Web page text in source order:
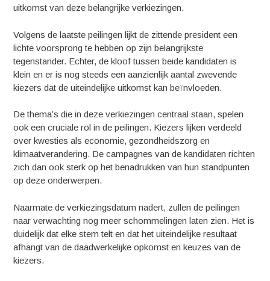
uitkomst van deze belangrijke verkiezingen.
Volgens de laatste peilingen lijkt de zittende president een
lichte voorsprong te hebben op zijn belangrijkste
tegenstander. Echter, de kloof tussen beide kandidaten is
klein en er is nog steeds een aanzienlijk aantal zwevende
kiezers dat de uiteindelijke uitkomst kan beïnvloeden.
De thema’s die in deze verkiezingen centraal staan, spelen
ook een cruciale rol in de peilingen. Kiezers lijken verdeeld
over kwesties als economie, gezondheidszorg en
klimaatverandering. De campagnes van de kandidaten richten
zich dan ook sterk op het benadrukken van hun standpunten
op deze onderwerpen.
Naarmate de verkiezingsdatum nadert, zullen de peilingen
naar verwachting nog meer schommelingen laten zien. Het is
duidelijk dat elke stem telt en dat het uiteindelijke resultaat
afhangt van de daadwerkelijke opkomst en keuzes van de
kiezers.